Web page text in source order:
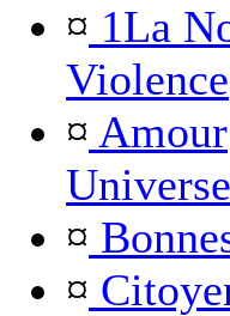
¤ 1La
Violence
¤ Amour
¤
¤